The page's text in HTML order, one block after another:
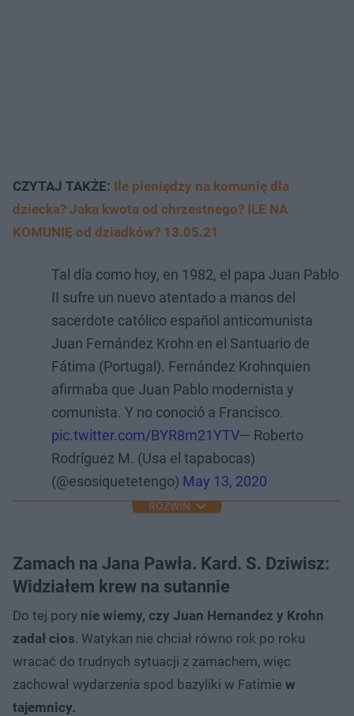
CZYTAJ TAKŻE: Ile pieniędzy na komunię dla
dziecka? Jaka kwota od chrzestnego? ILE NA
KOMUNIĘ od dziadków? 13.05.21
Tal día como hoy, en 1982, el papa Juan Pablo
II sufre un nuevo atentado a manos del
sacerdote católico español anticomunista
Juan Fernández Krohn en el Santuario de
Fátima (Portugal). Fernández Krohnquien
afirmaba que Juan Pablo modernista y
comunista. Y no conoció a Francisco.
pic.twitter.com/BYR8m21YTV— Roberto
Rodríguez M. (Usa el tapabocas)
(@esosiquetetengo) May 13, 2020
ROZWIŃ
Zamach na Jana Pawła. Kard. S. Dziwisz:
Widziałem krew na sutannie
Do tej pory nie wiemy, czy Juan Hernandez y Krohn
zadał cios. Watykan nie chciał równo rok po roku
wracać do trudnych sytuacji z zamachem, więc
zachował wydarzenia spod bazyliki w Fatimie w
tajemnicy.